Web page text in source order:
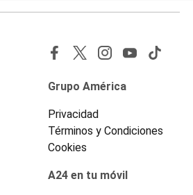
Grupo América
Privacidad
Términos y Condiciones
Cookies
A24 en tu móvil